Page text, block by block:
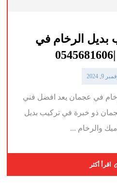
بديل الرخام في
9, 2024
في عجمان يعد افضل فني
ذو خبرة في تركيب بديل
والرخام ...
اقرأ أكثر